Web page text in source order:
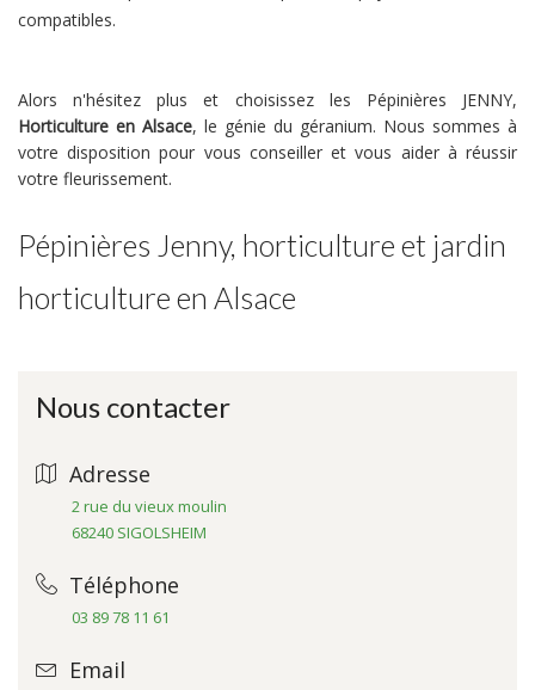
compatibles.
Alors n'hésitez plus et choisissez les Pépinières JENNY,
Horticulture en Alsace, le génie du géranium. Nous sommes à
votre disposition pour vous conseiller et vous aider à réussir
votre fleurissement.
Pépinières Jenny, horticulture et jardin
horticulture en Alsace
Nous contacter
Adresse
2 rue du vieux moulin
68240 SIGOLSHEIM
Téléphone
03 89 78 11 61
Email